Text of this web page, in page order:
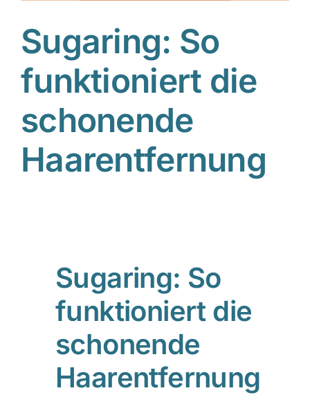
Sugaring: So
funktioniert die
schonende
Haarentfernung
Sugaring: So
funktioniert die
schonende
Haarentfernung